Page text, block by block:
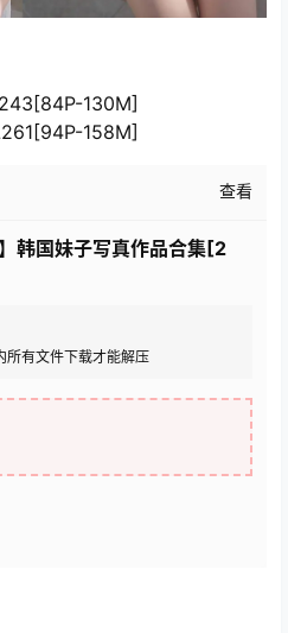
130M]
158M]
查看
韩国妹子写真作品合集[2
所有文件下载才能解压